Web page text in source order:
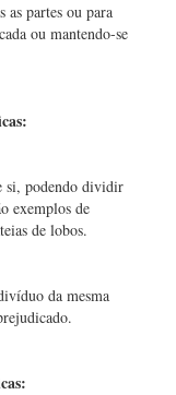
as partes ou para
ou mantendo-se
si, podendo dividir
exemplos de
de lobos.
da mesma